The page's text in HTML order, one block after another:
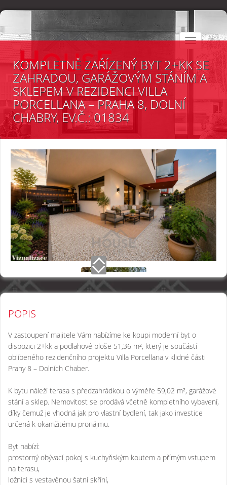
Toggle
navigation
KOMPLETNĚ ZAŘÍZENÝ BYT 2+KK SE
ZAHRADOU, GARÁŽOVÝM STÁNÍM A
SKLEPEM V REZIDENCI VILLA
PORCELLANA – PRAHA 8, DOLNÍ
CHABRY, EV.Č.: 01834
POPIS
V zastoupení majitele Vám nabízíme ke koupi moderní byt o
dispozici 2+kk a podlahové ploše 51,36 m², který je součástí
oblíbeného rezidenčního projektu Villa Porcellana v klidné části
Prahy 8 – Dolních Chaber.
K bytu náleží terasa s předzahrádkou o výměře 59,02 m², garážové
stání a sklep. Nemovitost se prodává včetně kompletního vybavení,
díky čemuž je vhodná jak pro vlastní bydlení, tak jako investice
určená k okamžitému pronájmu.
Byt nabízí:
prostorný obývací pokoj s kuchyňským koutem a přímým vstupem
na terasu,
ložnici s vestavěnou šatní skříní,